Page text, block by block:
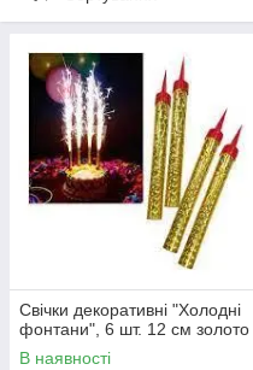
Свічки декоративні "Холодні
фонтани", 6 шт. 12 см золото
В наявності